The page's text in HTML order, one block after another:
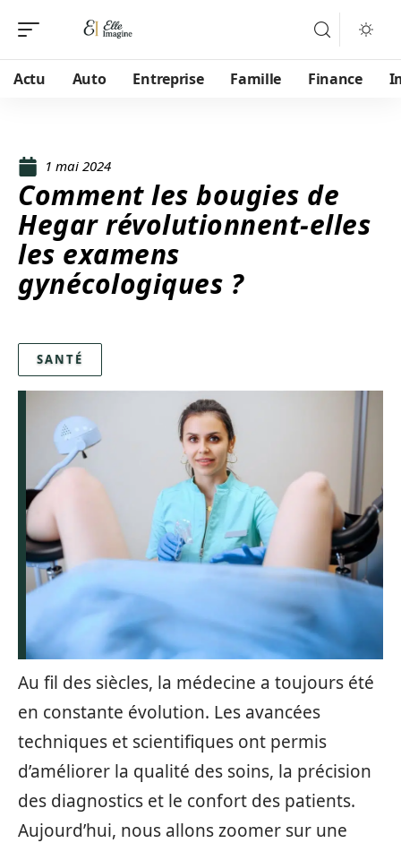
Actu Auto Entreprise Famille Finance
1 mai 2024
Comment les bougies de
Hegar révolutionnent-elles
les examens
gynécologiques ?
SANTÉ
Au fil des siècles, la médecine a toujours été
en constante évolution. Les avancées
techniques et scientifiques ont permis
d’améliorer la qualité des soins, la précision
des diagnostics et le confort des patients.
Aujourd’hui, nous allons zoomer sur une